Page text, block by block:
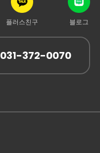
플러스친구 블로그
031-372-0070